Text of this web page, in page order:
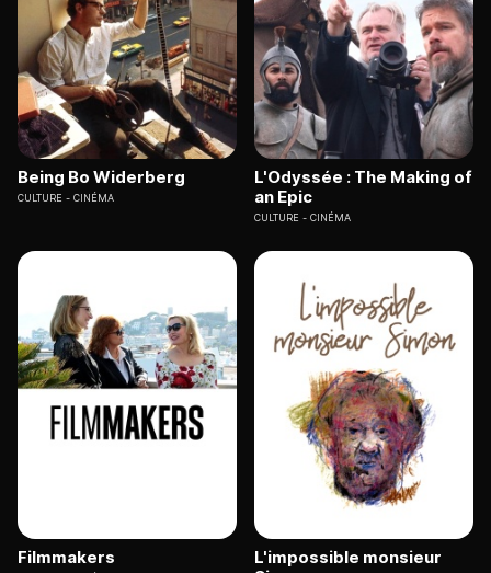
Being Bo Widerberg
CULTURE CINÉMA
L'Odyssée : The Making of
an Epic
CULTURE CINÉMA
Filmmakers
L'impossible monsieur